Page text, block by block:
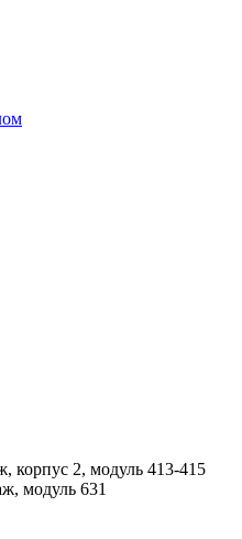
корпус 2, модуль 413-415
модуль 631